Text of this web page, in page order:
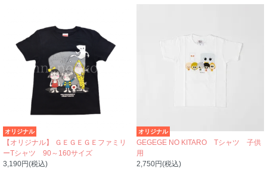
オリジナル
【オリジナル】 ＧＥＧＥＧＥファミリ
ーTシャツ 90～160サイズ
3,190円(税込)
オリジナル
GEGEGE NO KITARO Tシャツ 子供
用
2,750円(税込)